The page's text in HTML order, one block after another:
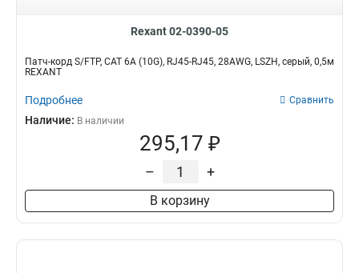
Rexant 02-0390-05
Патч-корд S/FTP, CAT 6A (10G), RJ45-RJ45, 28AWG, LSZH, серый, 0,5м
REXANT
Подробнее Сравнить
Наличие: В наличии
295,17 ₽
– +
В корзину